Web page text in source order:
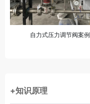
自力式压力调节阀案例
+知识原理